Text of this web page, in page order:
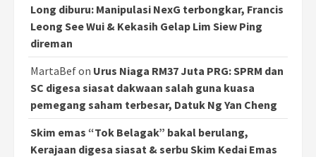
Long diburu: Manipulasi NexG terbongkar, Francis
Leong See Wui & Kekasih Gelap Lim Siew Ping
direman
MartaBefon Urus Niaga RM37 Juta PRG: SPRM dan
SC digesa siasat dakwaan salah guna kuasa
pemegang saham terbesar, Datuk Ng Yan Cheng
Skim emas “Tok Belagak” bakal berulang,
Kerajaan digesa siasat & serbu Skim Kedai Emas